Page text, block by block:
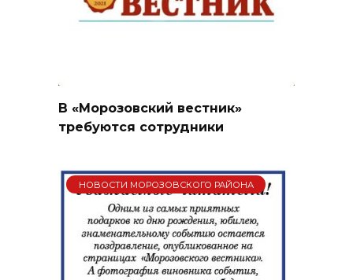
В «Морозовский вестник»
требуются сотрудники
НОВОСТИ МОРОЗОВСКОГО РАЙОНА